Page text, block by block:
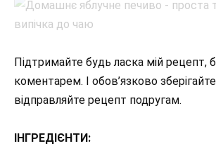
Підтримайте будь ласка мій рецепт,
коментарем. І обов’язково
відправляйте рецепт подругам.
ІНГРЕДІЄНТИ: